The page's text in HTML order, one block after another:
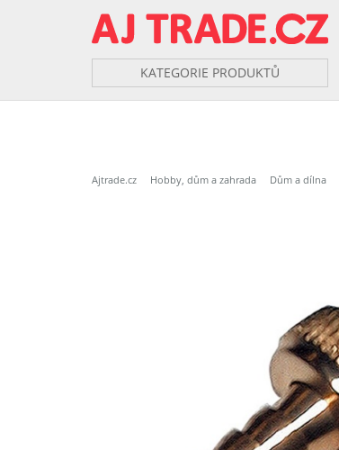
KATEGORIE PRODUKTŮ
Ajtrade.cz Hobby, dům a zahrada Dům a dílna